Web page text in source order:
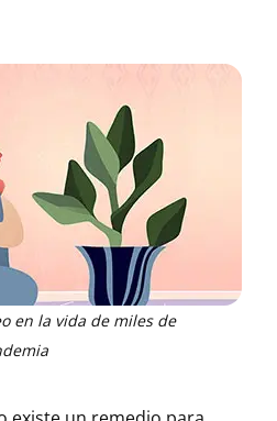
en la vida de miles de